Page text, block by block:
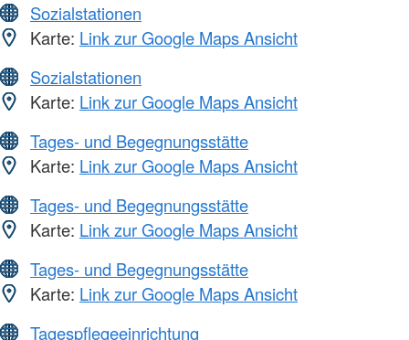
Sozialstationen
Karte: Link zur Google Maps Ansicht
Sozialstationen
Karte: Link zur Google Maps Ansicht
Tages- und Begegnungsstätte
Karte: Link zur Google Maps Ansicht
Tages- und Begegnungsstätte
Karte: Link zur Google Maps Ansicht
Tages- und Begegnungsstätte
Karte: Link zur Google Maps Ansicht
Tagespflegeeinrichtung